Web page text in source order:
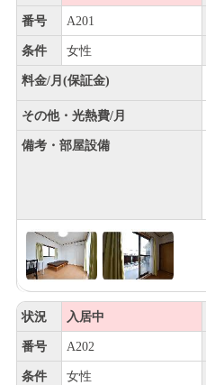
番号 A201
条件 女性
料金/月(保証金)
その他・光熱費/月
備考・部屋設備
状況 入居中
番号 A202
条件 女性